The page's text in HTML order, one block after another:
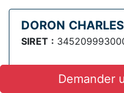
DORON CHARLES
SIRET :
Adresse :52
Demander